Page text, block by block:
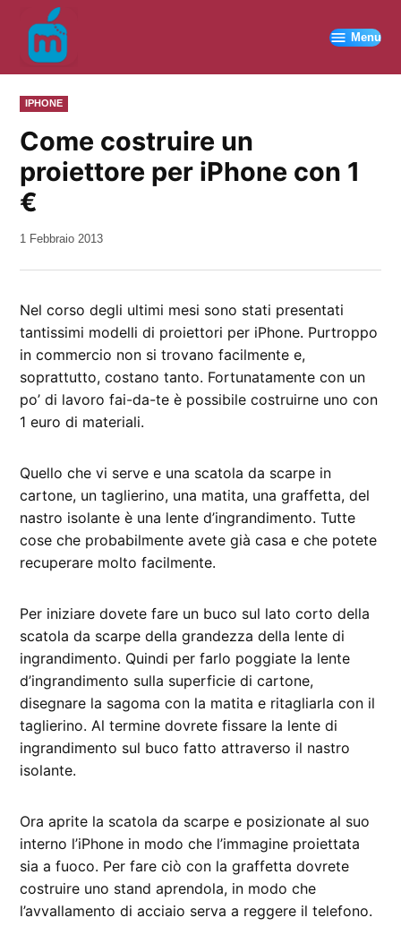
contenuto
Menu
PUBBLICATO
IN
IPHONE
Come costruire un
proiettore per iPhone con 1
€
da
1 Febbraio 2013
Nel corso degli ultimi mesi sono stati presentati
tantissimi modelli di proiettori per iPhone. Purtroppo
in commercio non si trovano facilmente e,
soprattutto, costano tanto. Fortunatamente con un
po’ di lavoro fai-da-te è possibile costruirne uno con
1 euro di materiali.
Quello che vi serve e una scatola da scarpe in
cartone, un taglierino, una matita, una graffetta, del
nastro isolante è una lente d’ingrandimento. Tutte
cose che probabilmente avete già casa e che potete
recuperare molto facilmente.
Per iniziare dovete fare un buco sul lato corto della
scatola da scarpe della grandezza della lente di
ingrandimento. Quindi per farlo poggiate la lente
d’ingrandimento sulla superficie di cartone,
disegnare la sagoma con la matita e ritagliarla con il
taglierino. Al termine dovrete fissare la lente di
ingrandimento sul buco fatto attraverso il nastro
isolante.
Ora aprite la scatola da scarpe e posizionate al suo
interno l’iPhone in modo che l’immagine proiettata
sia a fuoco. Per fare ciò con la graffetta dovrete
costruire uno stand aprendola, in modo che
l’avvallamento di acciaio serva a reggere il telefono.